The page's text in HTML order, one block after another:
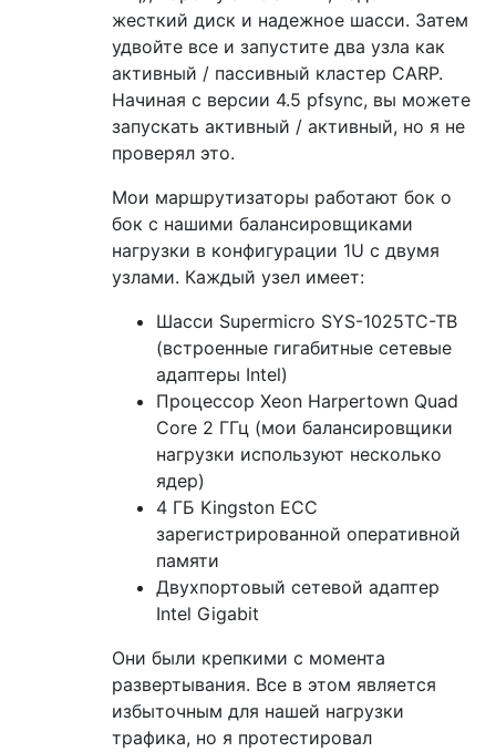
жесткий диск и надежное шасси. Затем
удвойте все и запустите два узла как
активный / пассивный кластер CARP.
Начиная с версии 4.5 pfsync, вы можете
запускать активный / активный, но я не
проверял это.
Мои маршрутизаторы работают бок о
бок с нашими балансировщиками
нагрузки в конфигурации 1U с двумя
узлами. Каждый узел имеет:
Шасси Supermicro SYS-1025TC-TB
(встроенные гигабитные сетевые
адаптеры Intel)
Процессор Xeon Harpertown Quad
Core 2 ГГц (мои балансировщики
нагрузки используют несколько
ядер)
4 ГБ Kingston ECC
зарегистрированной оперативной
памяти
Двухпортовый сетевой адаптер
Intel Gigabit
Они были крепкими с момента
развертывания. Все в этом является
избыточным для нашей нагрузки
трафика, но я протестировал